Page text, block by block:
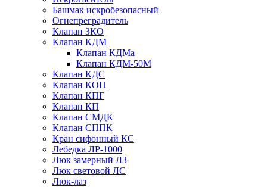
Башмак искробезопасный
Огнепреградитель
Клапан ЗКО
Клапан КДМ
Клапан КДМа
Клапан КДМ-50М
Клапан КДС
Клапан КОП
Клапан КПГ
Клапан КП
Клапан СМДК
Клапан СППК
Кран сифонный КС
Лебедка ЛР-1000
Люк замерный ЛЗ
Люк световой ЛС
Люк-лаз